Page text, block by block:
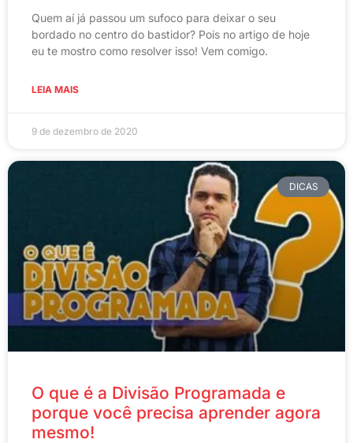
Quem aí já passou um sufoco para deixar o seu
bordado no centro do bastidor? Pois no artigo de hoje
eu te mostro como resolver isso! Vem comigo.
LEIA MAIS
9 de dezembro de 2020
DICAS
O que é a Divisão Programada e
porque você precisa aprender agora
mesmo!